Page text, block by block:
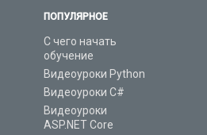
ПОПУЛЯРНОЕ
С чего начать
обучение
Видеоуроки Python
Видеоуроки C#
Видеоуроки
ASP.NET Core